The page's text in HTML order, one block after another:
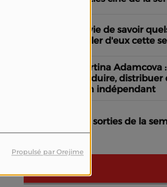
Propulsé par Orejime
Envie de savoir
parler d'eux cette
Martina
produire,
film indépendant
Les sorties de la